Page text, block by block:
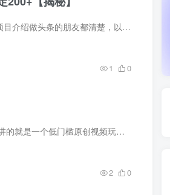
，还要手动修改，十分耗时间。这款AI工具只需导入爆款图...
1 0
还在熬夜找素材、剪视频？现在 AI 工具已经能把这套流程大幅简化了。 这节课讲的就是一个低门槛原创视频玩法：不需要剪辑基础，不用到处找素材，选题、文案、画面生成都可以借助 AI 工具完成。 ...
2 0